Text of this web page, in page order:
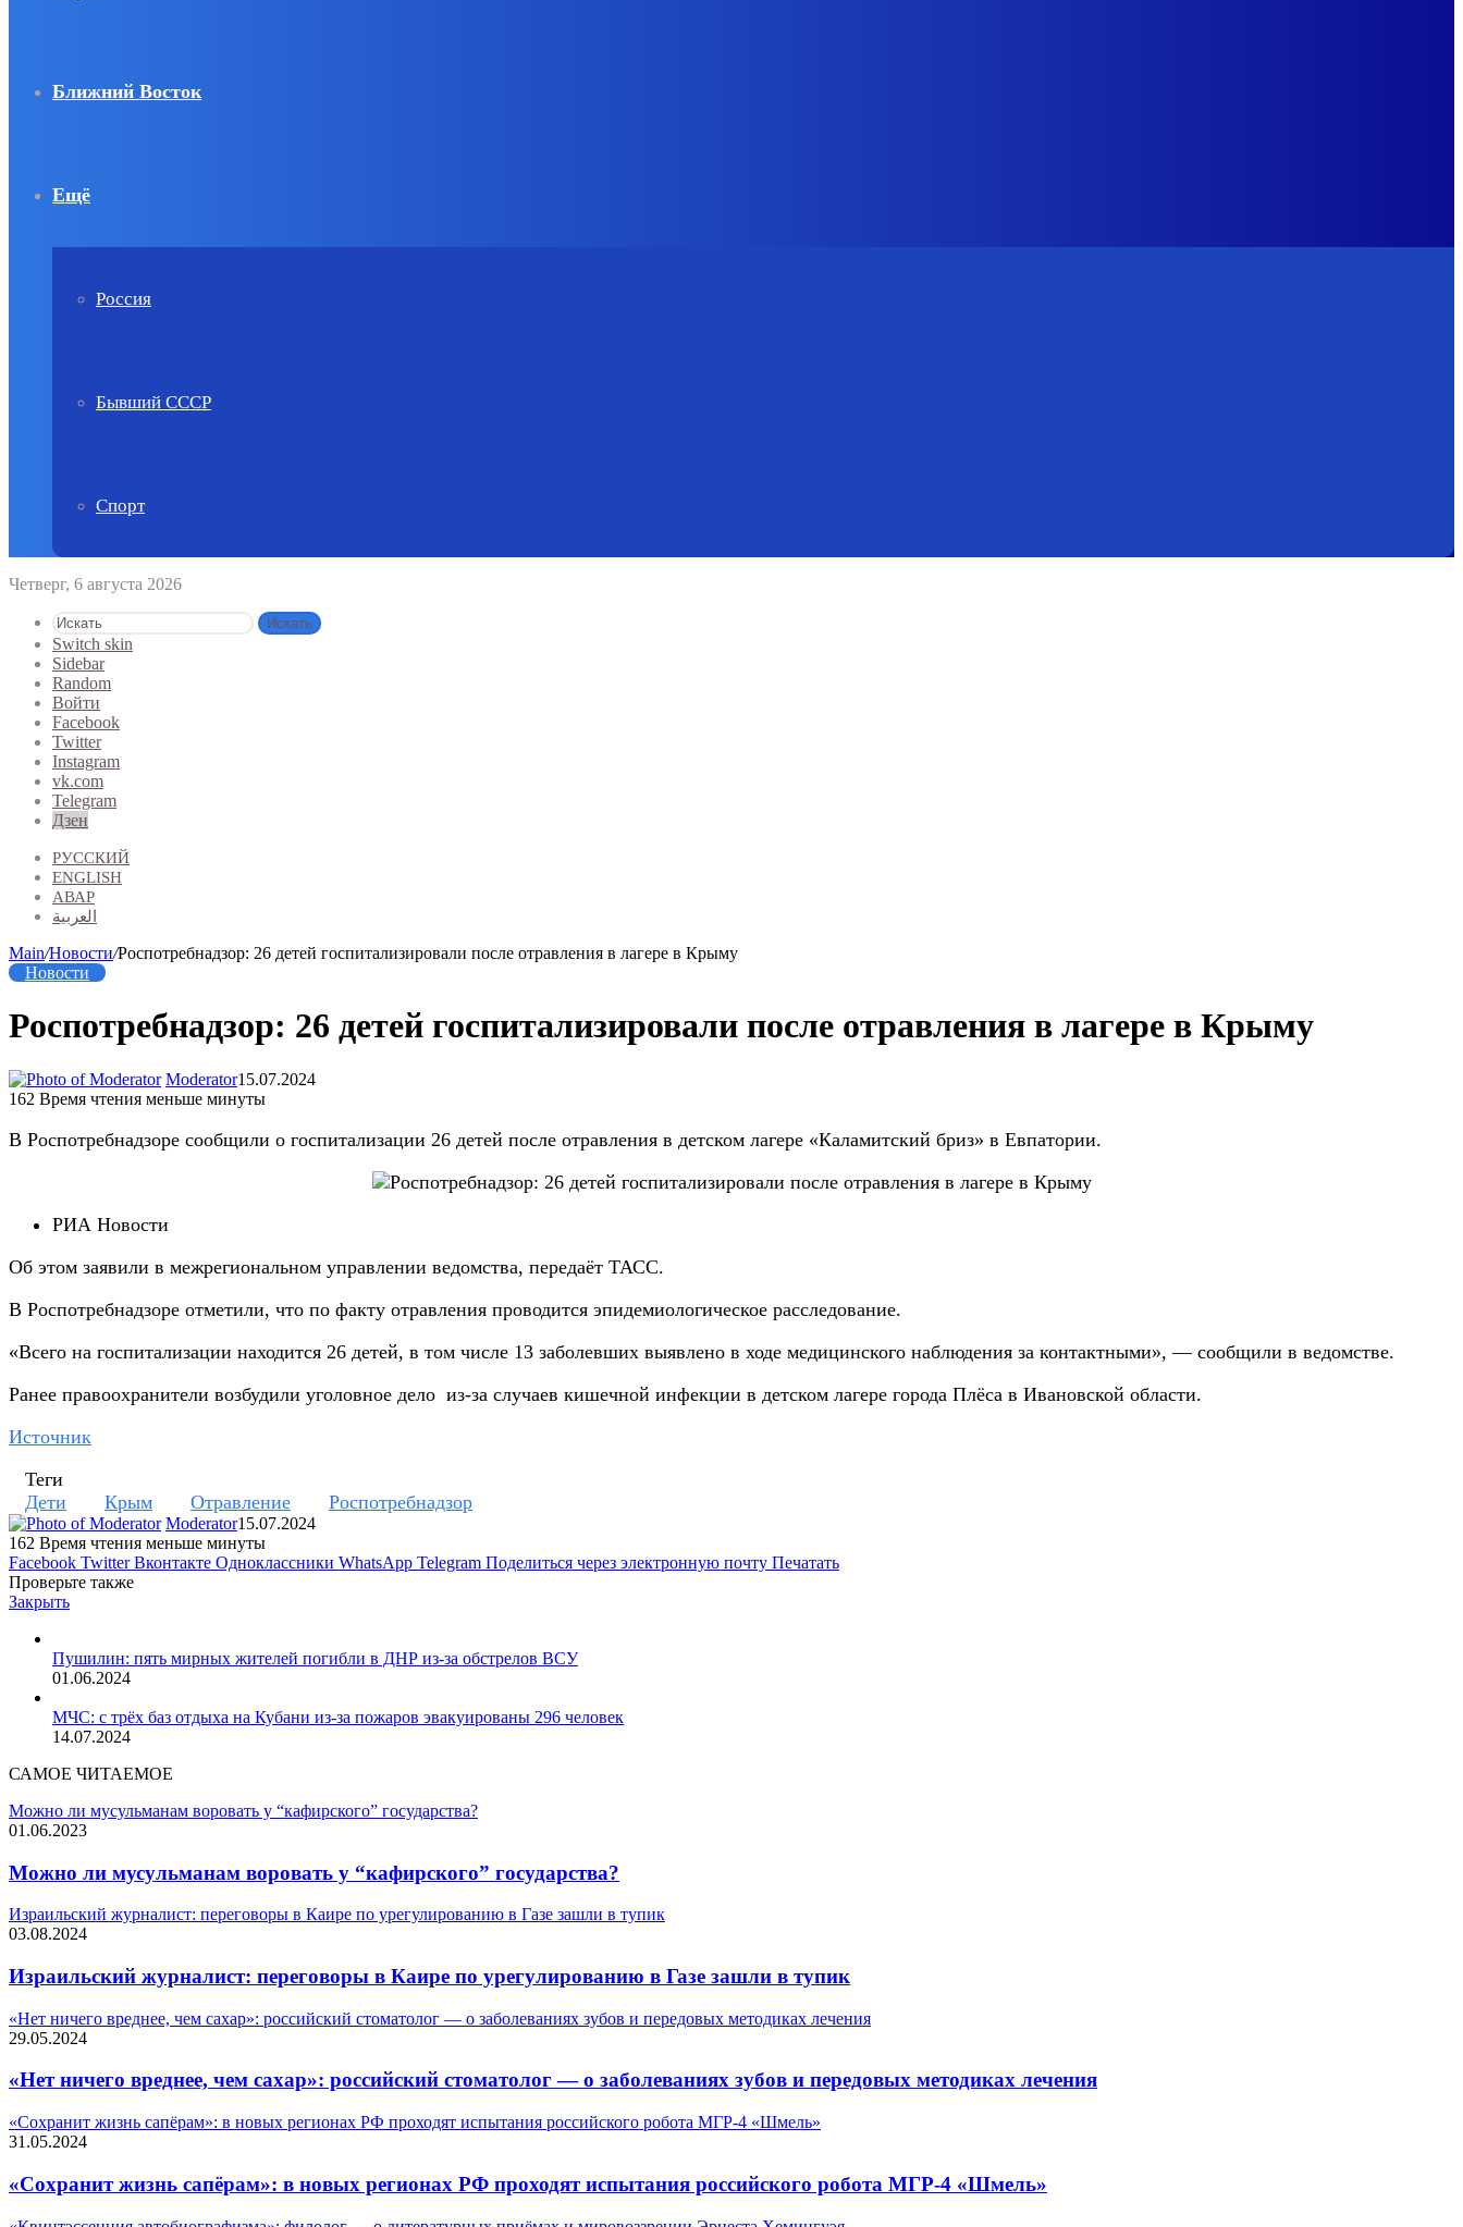
Ближний Восток
Ещё
Россия
Бывший СССР
Спорт
Четверг, 6 августа 2026
Искать
Switch skin
Sidebar
Random
Войти
Facebook
Twitter
Instagram
vk.com
Telegram
Дзен
РУССКИЙ
ENGLISH
АВАР
العربية
Main/Новости/Роспотребнадзор: 26 детей госпитализировали после отравления в лагере в Крыму
Новости
Роспотребнадзор: 26 детей госпитализировали после отравления в лагере в Крыму
Moderator15.07.2024
162 Время чтения меньше минуты
В Роспотребнадзоре сообщили о госпитализации 26 детей после отравления в детском лагере «Каламитский бриз» в Евпатории.
РИА Новости
Об этом заявили в межрегиональном управлении ведомства, передаёт ТАСС.
В Роспотребнадзоре отметили, что по факту отравления проводится эпидемиологическое расследование.
«Всего на госпитализации находится 26 детей, в том числе 13 заболевших выявлено в ходе медицинского наблюдения за контактными», — сообщили в ведомстве.
Ранее правоохранители возбудили уголовное дело из-за случаев кишечной инфекции в детском лагере города Плёса в Ивановской области.
Источник
Теги
Дети
Крым Отравление Роспотребнадзор
Moderator15.07.2024
162 Время чтения меньше минуты
Facebook Twitter Вконтакте Одноклассники WhatsApp Telegram Поделиться через электронную почту Печатать
Проверьте также
Закрыть
Пушилин: пять мирных жителей погибли в ДНР из-за обстрелов ВСУ
01.06.2024
МЧС: с трёх баз отдыха на Кубани из-за пожаров эвакуированы 296 человек
14.07.2024
САМОЕ ЧИТАЕМОЕ
Можно ли мусульманам воровать у “кафирского” государства?
01.06.2023
Можно ли мусульманам воровать у “кафирского” государства?
Израильский журналист: переговоры в Каире по урегулированию в Газе зашли в тупик
03.08.2024
Израильский журналист: переговоры в Каире по урегулированию в Газе зашли в тупик
«Нет ничего вреднее, чем сахар»: российский стоматолог — о заболеваниях зубов и передовых методиках лечения
29.05.2024
«Нет ничего вреднее, чем сахар»: российский стоматолог — о заболеваниях зубов и передовых методиках лечения
«Сохранит жизнь сапёрам»: в новых регионах РФ проходят испытания российского робота МГР-4 «Шмель»
31.05.2024
«Сохранит жизнь сапёрам»: в новых регионах РФ проходят испытания российского робота МГР-4 «Шмель»